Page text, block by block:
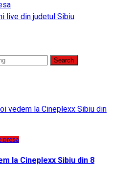
live din judetul Sibiu
presa
la Cineplexx Sibiu din 8